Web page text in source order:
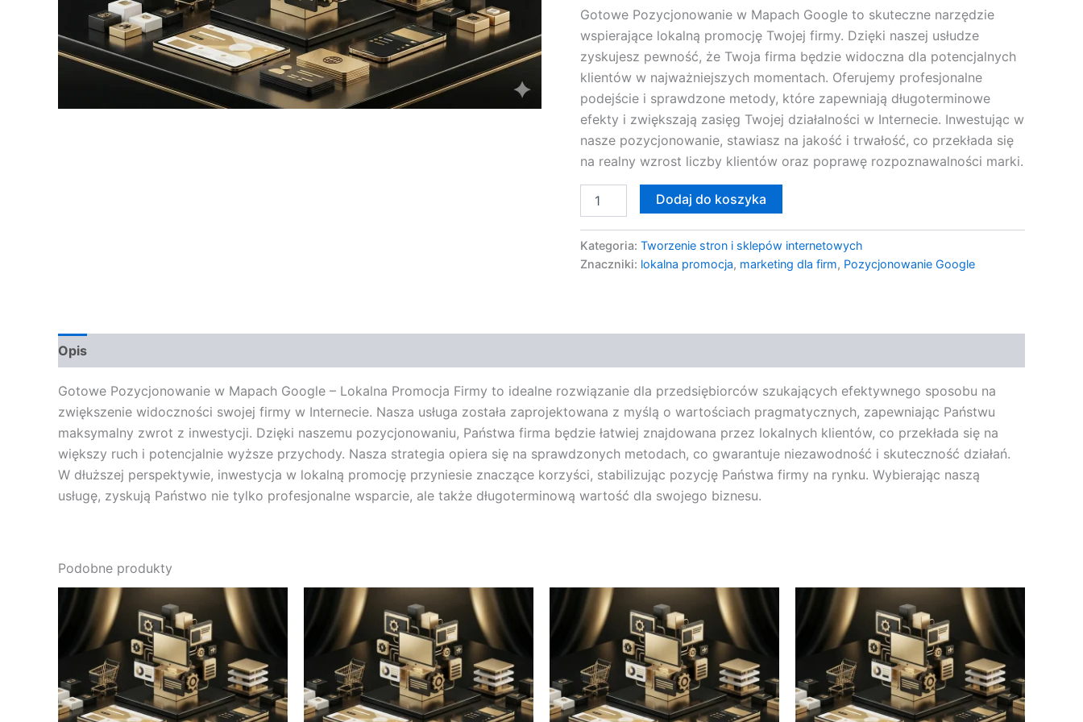
Gotowe Pozycjonowanie w Mapach Google to skuteczne narzędzie
wspierające lokalną promocję Twojej firmy. Dzięki naszej usłudze
zyskujesz pewność, że Twoja firma będzie widoczna dla potencjalnych
klientów w najważniejszych momentach. Oferujemy profesjonalne
podejście i sprawdzone metody, które zapewniają długoterminowe
efekty i zwiększają zasięg Twojej działalności w Internecie. Inwestując w
nasze pozycjonowanie, stawiasz na jakość i trwałość, co przekłada się
na realny wzrost liczby klientów oraz poprawę rozpoznawalności marki.
Dodaj do koszyka
Kategoria: Tworzenie stron i sklepów internetowych
Znaczniki: lokalna promocja, marketing dla firm, Pozycjonowanie Google
Opis
Gotowe Pozycjonowanie w Mapach Google – Lokalna Promocja Firmy to idealne rozwiązanie dla przedsiębiorców szukających efektywnego sposobu na
zwiększenie widoczności swojej firmy w Internecie. Nasza usługa została zaprojektowana z myślą o wartościach pragmatycznych, zapewniając Państwu
maksymalny zwrot z inwestycji. Dzięki naszemu pozycjonowaniu, Państwa firma będzie łatwiej znajdowana przez lokalnych klientów, co przekłada się na
większy ruch i potencjalnie wyższe przychody. Nasza strategia opiera się na sprawdzonych metodach, co gwarantuje niezawodność i skuteczność działań.
W dłuższej perspektywie, inwestycja w lokalną promocję przyniesie znaczące korzyści, stabilizując pozycję Państwa firmy na rynku. Wybierając naszą
usługę, zyskują Państwo nie tylko profesjonalne wsparcie, ale także długoterminową wartość dla swojego biznesu.
Podobne produkty